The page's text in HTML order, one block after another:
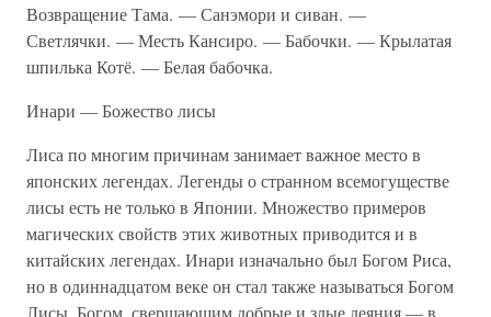
Возвращение Тама. — Санэмори и сиван. —
Светлячки. — Месть Кансиро. — Бабочки. — Крылатая
шпилька Котё. — Белая бабочка.
Инари — Божество лисы
Лиса по многим причинам занимает важное место в
японских легендах. Легенды о странном всемогуществе
лисы есть не только в Японии. Множество примеров
магических свойств этих животных приводится и в
китайских легендах. Инари изначально был Богом Риса,
но в одиннадцатом веке он стал также называться Богом
Лисы, Богом, свершаюшим добрые и злые деяния — в